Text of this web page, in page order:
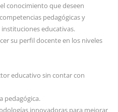
conocimiento que deseen
pedagógicas y
educativas.
su perfil docente en los niveles
educativo sin contar con
pedagógica.
innovadoras para mejorar